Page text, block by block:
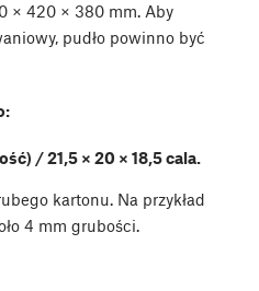
× 420 × 380 mm. Aby
pudło powinno być
/ 21,5 × 20 × 18,5 cala.
kartonu. Na przykład
4 mm grubości.